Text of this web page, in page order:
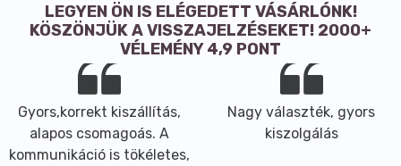
LEGYEN ÖN IS ELÉGEDETT VÁSÁRLÓNK!
KÖSZÖNJÜK A VISSZAJELZÉSEKET! 2000+
VÉLEMÉNY 4,9 PONT
Gyors,korrekt kiszállítás,
alapos csomagoás. A
kommunikáció is tökéletes,
Nagy választék, gyors
kiszolgálás